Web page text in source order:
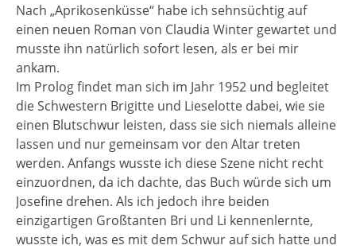
Nach „Aprikosenküsse“ habe ich sehnsüchtig auf
einen neuen Roman von Claudia Winter gewartet und
musste ihn natürlich sofort lesen, als er bei mir
ankam.
Im Prolog findet man sich im Jahr 1952 und begleitet
die Schwestern Brigitte und Lieselotte dabei, wie sie
einen Blutschwur leisten, dass sie sich niemals alleine
lassen und nur gemeinsam vor den Altar treten
werden. Anfangs wusste ich diese Szene nicht recht
einzuordnen, da ich dachte, das Buch würde sich um
Josefine drehen. Als ich jedoch ihre beiden
einzigartigen Großtanten Bri und Li kennenlernte,
wusste ich, was es mit dem Schwur auf sich hatte und